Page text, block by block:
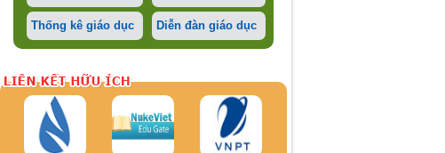
Thống kê giáo dục Diễn đàn giáo dục